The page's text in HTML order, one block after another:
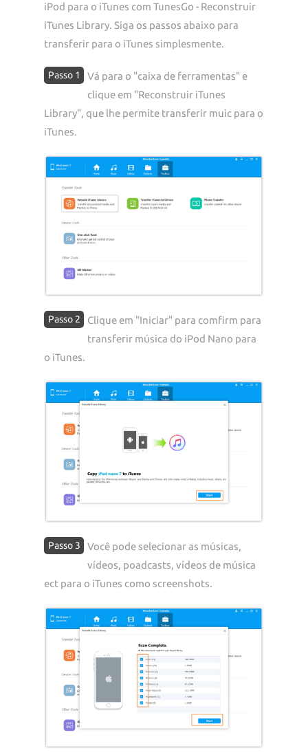
iPod para o iTunes com TunesGo - Reconstruir
iTunes Library. Siga os passos abaixo para
transferir para o iTunes simplesmente.
Passo 1
Vá para o "caixa de ferramentas" e
clique em "Reconstruir iTunes
Library", que lhe permite transferir muic para o
iTunes.
Passo 2
Clique em "Iniciar" para comfirm para
transferir música do iPod Nano para
o iTunes.
Passo 3
Você pode selecionar as músicas,
vídeos, poadcasts, vídeos de música
ect para o iTunes como screenshots.